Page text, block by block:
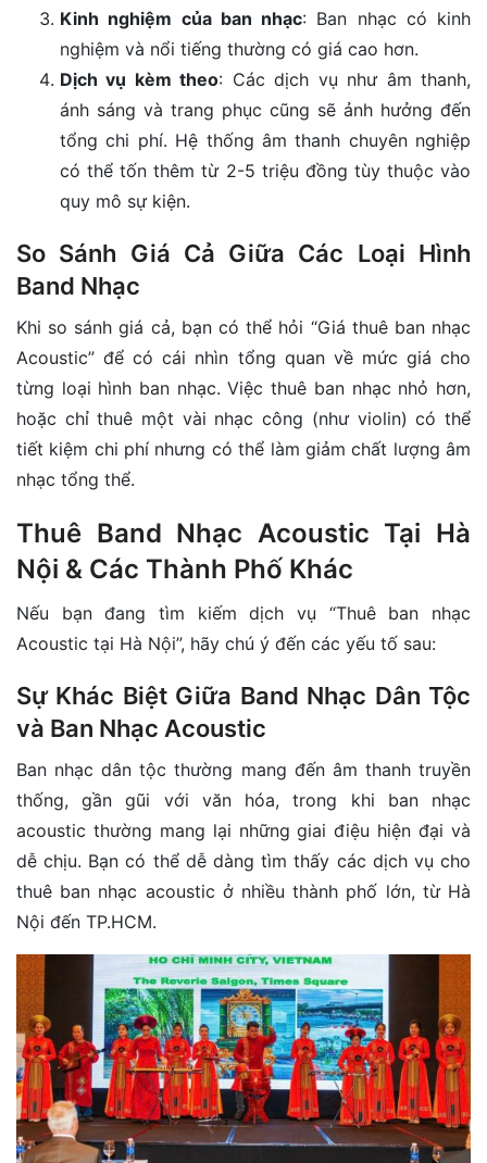
Kinh nghiệm của ban nhạc: Ban nhạc có kinh
nghiệm và nổi tiếng thường có giá cao hơn.
Dịch vụ kèm theo: Các dịch vụ như âm thanh,
ánh sáng và trang phục cũng sẽ ảnh hưởng đến
tổng chi phí. Hệ thống âm thanh chuyên nghiệp
có thể tốn thêm từ 2-5 triệu đồng tùy thuộc vào
quy mô sự kiện.
So Sánh Giá Cả Giữa Các Loại Hình
Band Nhạc
Khi so sánh giá cả, bạn có thể hỏi “Giá thuê ban nhạc
Acoustic” để có cái nhìn tổng quan về mức giá cho
từng loại hình ban nhạc. Việc thuê ban nhạc nhỏ hơn,
hoặc chỉ thuê một vài nhạc công (như violin) có thể
tiết kiệm chi phí nhưng có thể làm giảm chất lượng âm
nhạc tổng thể.
Thuê Band Nhạc Acoustic Tại Hà
Nội & Các Thành Phố Khác
Nếu bạn đang tìm kiếm dịch vụ “Thuê ban nhạc
Acoustic tại Hà Nội”, hãy chú ý đến các yếu tố sau:
Sự Khác Biệt Giữa Band Nhạc Dân Tộc
và Ban Nhạc Acoustic
Ban nhạc dân tộc thường mang đến âm thanh truyền
thống, gần gũi với văn hóa, trong khi ban nhạc
acoustic thường mang lại những giai điệu hiện đại và
dễ chịu. Bạn có thể dễ dàng tìm thấy các dịch vụ cho
thuê ban nhạc acoustic ở nhiều thành phố lớn, từ Hà
Nội đến TP.HCM.